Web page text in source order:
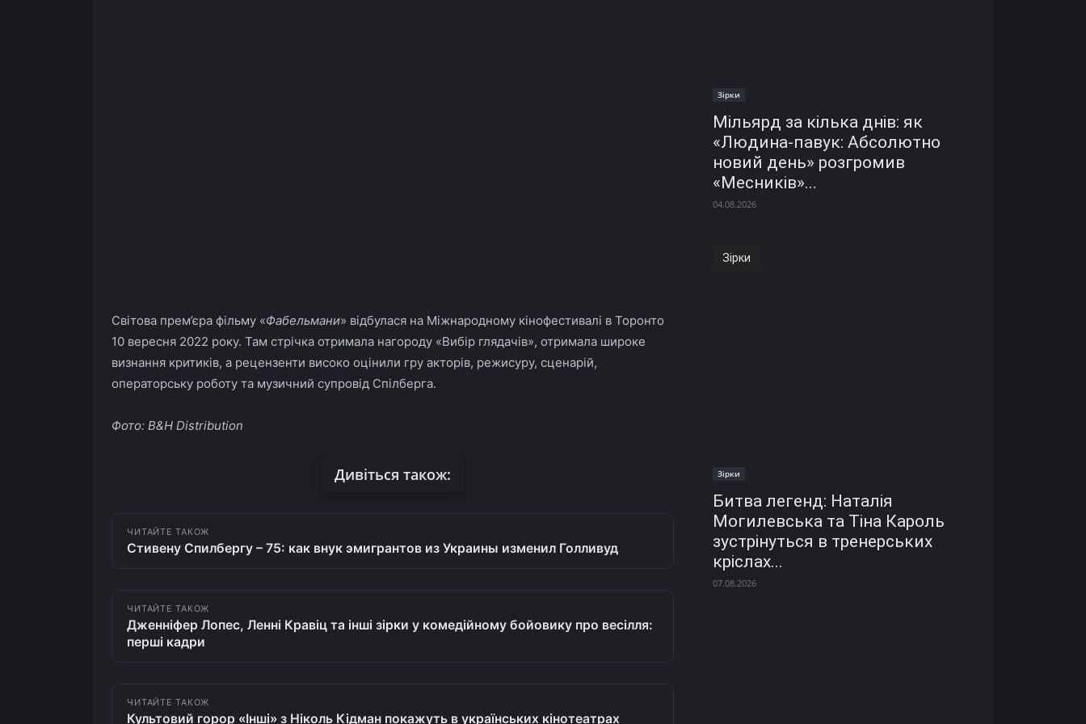
Світова прем’єра фільму «Фабельмани» відбулася на Міжнародному кінофестивалі в Торонто
10 вересня 2022 року. Там стрічка отримала нагороду «Вибір глядачів», отримала широке
визнання критиків, а рецензенти високо оцінили гру акторів, режисуру, сценарій,
операторську роботу та музичний супровід Спілберга.
Фото: B&H Distribution
Дивіться також:
ЧИТАЙТЕ ТАКОЖ
Стивену Спилбергу – 75: как внук эмигрантов из Украины изменил Голливуд
ЧИТАЙТЕ ТАКОЖ
Дженніфер Лопес, Ленні Кравіц та інші зірки у комедійному бойовику про весілля:
перші кадри
ЧИТАЙТЕ ТАКОЖ
Культовий горор «Інші» з Ніколь Кідман покажуть в українських кінотеатрах
Зірки
Мільярд за кілька днів: як
«Людина-павук: Абсолютно
новий день» розгромив
«Месників»...
04.08.2026
Зірки
Зірки
Битва легенд: Наталія
Могилевська та Тіна Кароль
зустрінуться в тренерських
кріслах...
07.08.2026